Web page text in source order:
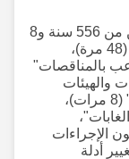
تطالب لائحة الاتهام بمعاقبة كيليش بالسجن من 556 سنة و8
أشهر إلى 1542 سنة و8 أشهر بتهم الرشوة (48 مرة)،
بالمناقصات"
العامة" (39 مرة)، و"غسل عائدات الجريمة" (8 مرات)،
أدلة